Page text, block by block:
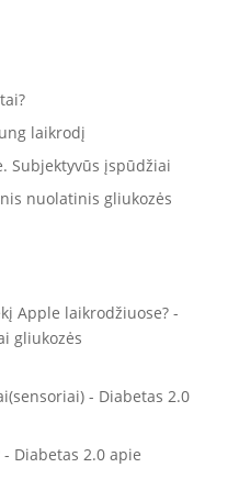
laikrodį
Subjektyvūs įspūdžiai
nuolatinis gliukozės
Apple laikrodžiuose? -
gliukozės
- Diabetas 2.0
Diabetas 2.0apie